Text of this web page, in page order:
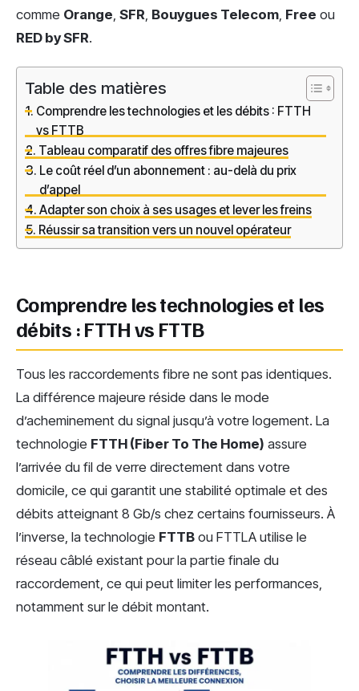
comme Orange SFR Bouygues Telecom Free ou
RED by SFR.
Table des matières
Comprendre les technologies et les débits : FTTH
vs FTTB
Tableau comparatif des offres fibre majeures
Le coût réel d’un abonnement : au-delà du prix
d’appel
Adapter son choix à ses usages et lever les freins
Réussir sa transition vers un nouvel opérateur
Comprendre les technologies et les
débits : FTTH vs FTTB
Tous les raccordements fibre ne sont pas identiques.
La différence majeure réside dans le mode
d’acheminement du signal jusqu’à votre logement. La
technologie FTTH (Fiber To The Home) assure
l’arrivée du fil de verre directement dans votre
domicile, ce qui garantit une stabilité optimale et des
débits atteignant 8 Gb/s chez certains fournisseurs. À
l’inverse, la technologie FTTB ou FTTLA utilise le
réseau câblé existant pour la partie finale du
raccordement, ce qui peut limiter les performances,
notamment sur le débit montant.